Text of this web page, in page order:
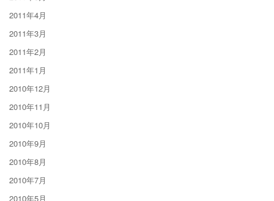
2011年4月
2011年3月
2011年2月
2011年1月
2010年12月
2010年11月
2010年10月
2010年9月
2010年8月
2010年7月
2010年5月